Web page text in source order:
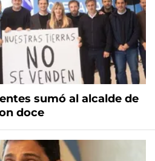
sumó al alcalde de
doce